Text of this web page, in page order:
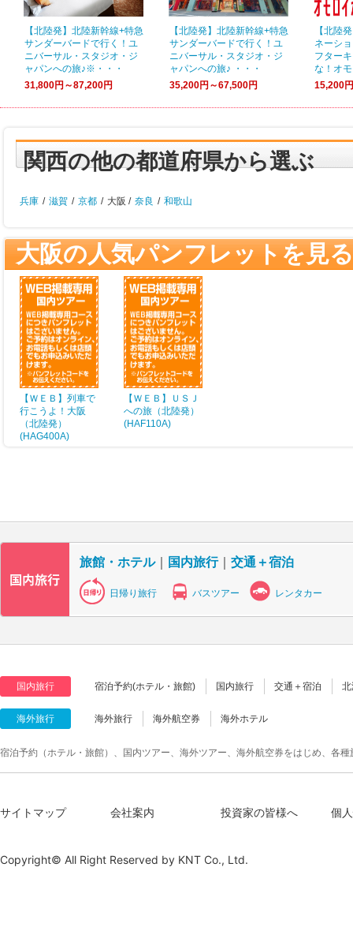
【北陸発】北陸新幹線+特急
サンダーバードで行く！ユ
ニバーサル・スタジオ・ジ
ャパンへの旅♪※・・・
31,800円～87,200円
【北陸発】北陸新幹線+特急
サンダーバードで行く！ユ
ニバーサル・スタジオ・ジ
ャパンへの旅♪ ・・・
35,200円～67,500円
【北陸
ネーシ
フター
な！オ
15,200
関西の他の都道府県から選ぶ
兵庫 / 滋賀 / 京都 / 大阪 / 奈良 / 和歌山
大阪の人気パンフレットを見る
【ＷＥＢ】列車で
行こうよ！大阪
（北陸発）
(HAG400A)
【ＷＥＢ】ＵＳＪ
への旅（北陸発）
(HAF110A)
旅館・ホテル｜ 国内旅行｜ 交通＋宿泊
日帰り旅行 バスツアー レンタカー
国内旅行 宿泊予約(ホテル・旅館) 国内旅行 交通＋宿泊
海外旅行 海外旅行 海外航空券 海外ホテル
宿泊予約（ホテル・旅館）、国内ツアー、海外ツアー、海外航空券をはじめ、各
サイトマップ 会社案内 投資家の皆様へ 個
Copyright© All Right Reserved by KNT Co., Ltd.